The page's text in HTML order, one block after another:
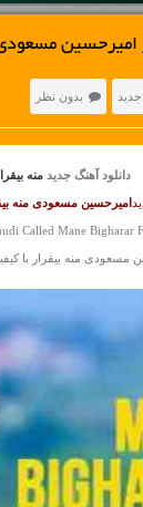
امیرحسین
بدون نظر
دانلود آهنگ جدید منه
امیرحسین مسعودی منه
Called Mane Bigharar
بیقرار با کیفیت های 128 و 320 با پخش آنلاین